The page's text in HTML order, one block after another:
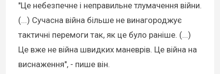
"Це небезпечне і неправильне тлумачення війни.
(...) Сучасна війна більше не винагороджує
тактичні перемоги так, як це було раніше. (...)
Це вже не війна швидких маневрів. Це війна на
виснаження", - пише він.